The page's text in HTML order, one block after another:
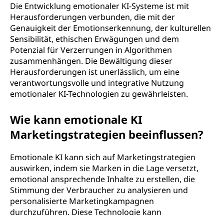
Die Entwicklung emotionaler KI-Systeme ist mit
Herausforderungen verbunden, die mit der
Genauigkeit der Emotionserkennung, der kulturellen
Sensibilität, ethischen Erwägungen und dem
Potenzial für Verzerrungen in Algorithmen
zusammenhängen. Die Bewältigung dieser
Herausforderungen ist unerlässlich, um eine
verantwortungsvolle und integrative Nutzung
emotionaler KI-Technologien zu gewährleisten.
Wie kann emotionale KI
Marketingstrategien beeinflussen?
Emotionale KI kann sich auf Marketingstrategien
auswirken, indem sie Marken in die Lage versetzt,
emotional ansprechende Inhalte zu erstellen, die
Stimmung der Verbraucher zu analysieren und
personalisierte Marketingkampagnen
durchzuführen. Diese Technologie kann